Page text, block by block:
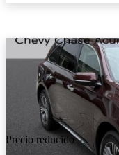
Precio reducido